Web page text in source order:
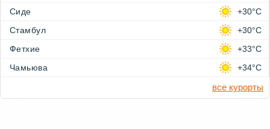
Сиде
+30°C
Стамбул
+30°C
Фетхие
+33°C
Чамьюва
+34°C
все курорты